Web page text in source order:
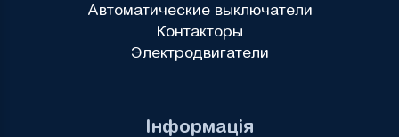
Інформація
Автоматические выключатели
Контакторы
Электродвигатели